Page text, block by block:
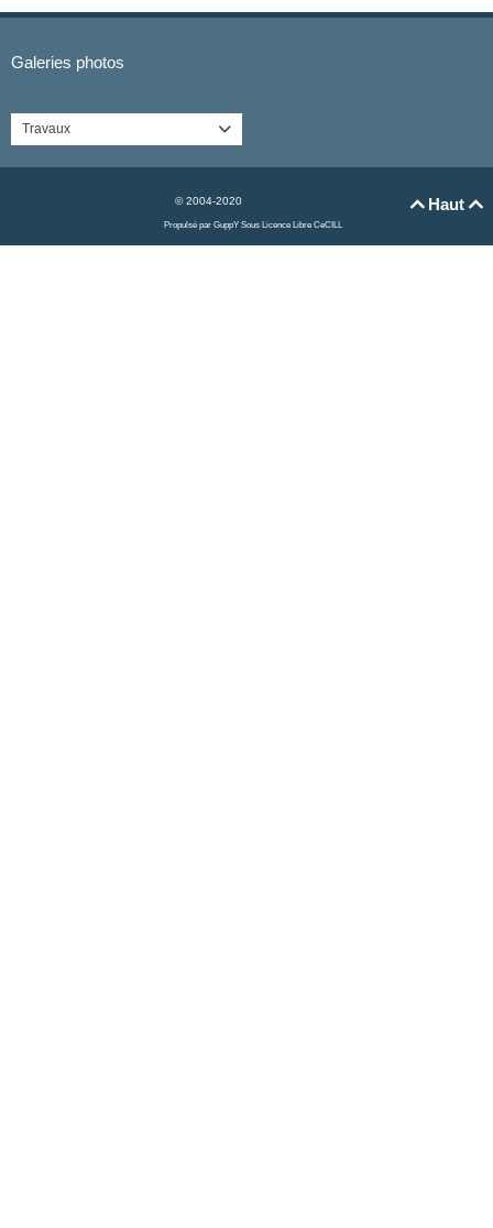
Galeries photos
Travaux 
Haut 
© 2004-2020
Propulsé par GuppY Sous Licence Libre CeCILL